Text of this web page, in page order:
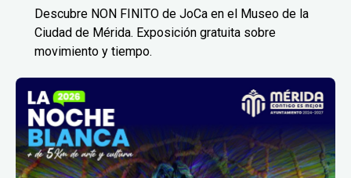
Descubre NON FINITO de JoCa en el Museo de la
Ciudad de Mérida. Exposición gratuita sobre
movimiento y tiempo.